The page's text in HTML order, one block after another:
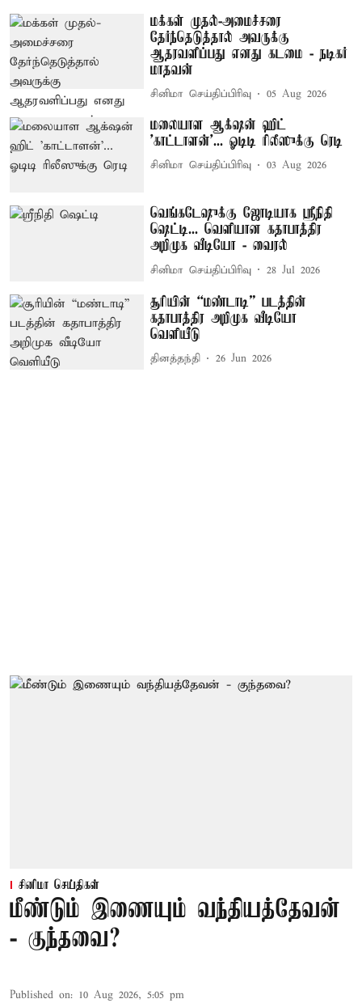
மக்கள் முதல்-அமைச்சரை
தேர்ந்தெடுத்தால் அவருக்கு
ஆதரவளிப்பது எனது கடமை - நடிகர்
மாதவன்
சினிமா செய்திப்பிரிவு 05 Aug 2026
மலையாள ஆக்‌ஷன் ஹிட்
'காட்டாளன்'... ஓடிடி ரிலீஸுக்கு ரெடி
சினிமா செய்திப்பிரிவு 03 Aug 2026
வெங்கடேஷுக்கு ஜோடியாக ஸ்ரீநிதி
ஷெட்டி... வெளியான கதாபாத்திர
அறிமுக வீடியோ - வைரல்
சினிமா செய்திப்பிரிவு 28 Jul 2026
சூரியின் “மண்டாடி” படத்தின்
கதாபாத்திர அறிமுக வீடியோ
வெளியீடு
தினத்தந்தி 26 Jun 2026
சினிமா செய்திகள்
மீண்டும் இணையும் வந்தியத்தேவன்
- குந்தவை?
Published on: 10 Aug 2026, 5:05 pm